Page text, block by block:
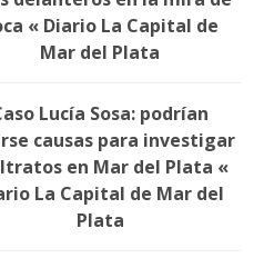
« Diario La Capital de
Mar del Plata
Lucía Sosa: podrían
causas para investigar
en Mar del Plata «
La Capital de Mar del
Plata